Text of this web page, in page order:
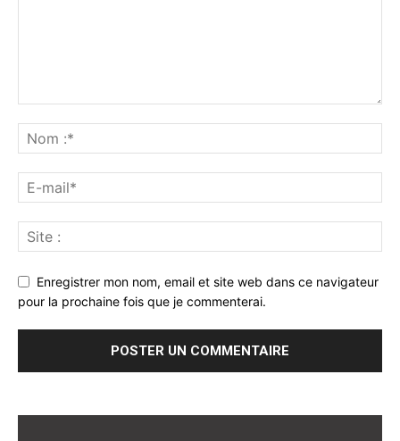
Enregistrer mon nom, email et site web dans ce navigateur
pour la prochaine fois que je commenterai.